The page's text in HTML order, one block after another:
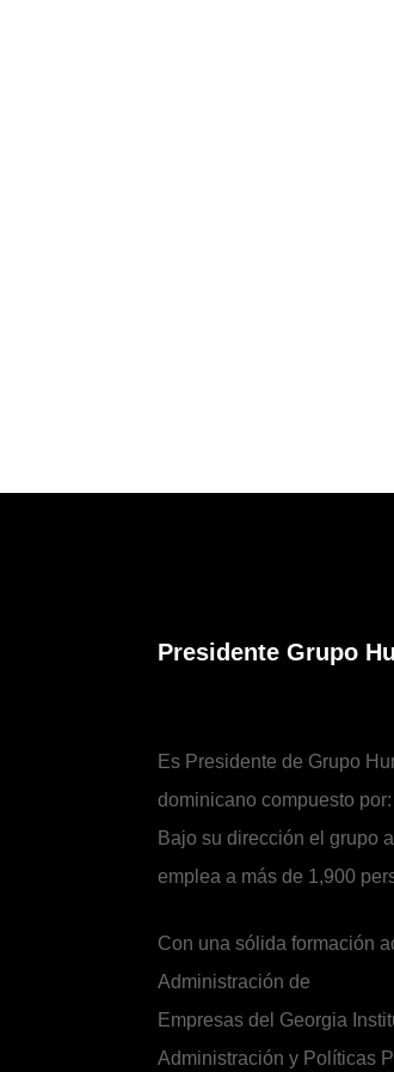
Presidente Grupo
Es Presidente de Grupo
dominicano compuesto
Bajo su dirección el grupo
emplea a más de 1,900
Con una sólida formación
Administración de
Empresas del Georgia
Administración y Políticas